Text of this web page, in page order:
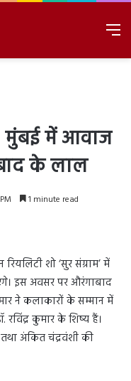
मुंबई में आवाज
के लाल
1 minute read
शो ‘सुर संग्राम’ में
इस अवसर पर औरंगाबाद
ने कलाकारों के सम्मान में
कुमार के शिष्य हैं।
तथा अंकित चंद्रवंशी की